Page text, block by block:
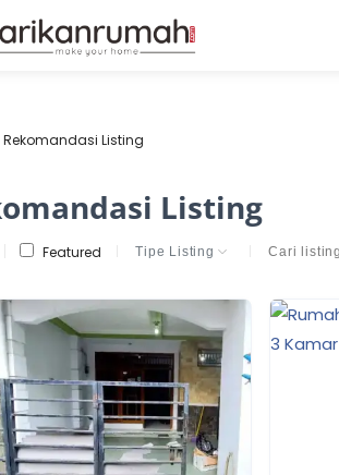
Rekomandasi Listing
Listing
Featured